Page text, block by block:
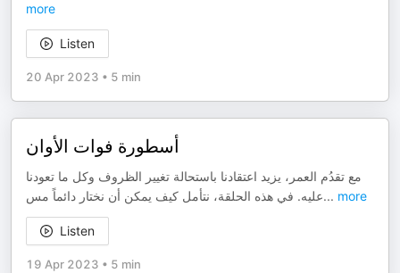
more
Listen
20 Apr 2023 • 5 min
أسطورة فوات الأوان
مع تقدُم العمر، يزيد اعتقادنا باستحالة تغيير الظروف وكل ما تعودنا
عليه. في هذه الحلقة، نتأمل كيف يمكن أن نختار دائماً مس... more
Listen
19 Apr 2023 • 5 min